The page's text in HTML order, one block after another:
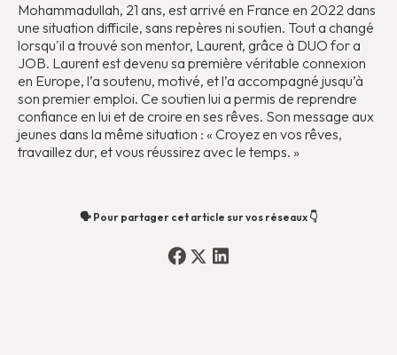
Mohammadullah, 21 ans, est arrivé en France en 2022 dans
une situation difficile, sans repères ni soutien. Tout a changé
lorsqu'il a trouvé son mentor, Laurent, grâce à DUO for a
JOB. Laurent est devenu sa première véritable connexion
en Europe, l’a soutenu, motivé, et l’a accompagné jusqu’à
son premier emploi. Ce soutien lui a permis de reprendre
confiance en lui et de croire en ses rêves. Son message aux
jeunes dans la même situation : « Croyez en vos rêves,
travaillez dur, et vous réussirez avec le temps. »
🗣️ Pour partager cet article sur vos réseaux 👇